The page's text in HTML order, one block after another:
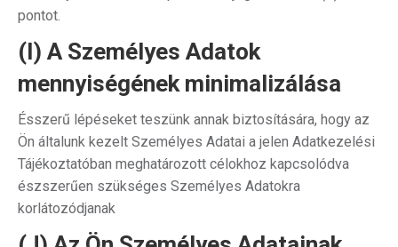
pontot.
(I) A Személyes Adatok
mennyiségének minimalizálása
Ésszerű lépéseket teszünk annak biztosítására, hogy az
Ön általunk kezelt Személyes Adatai a jelen Adatkezelési
Tájékoztatóban meghatározott célokhoz kapcsolódva
észszerűen szükséges Személyes Adatokra
korlátozódjanak